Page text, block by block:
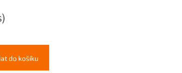
do košíku